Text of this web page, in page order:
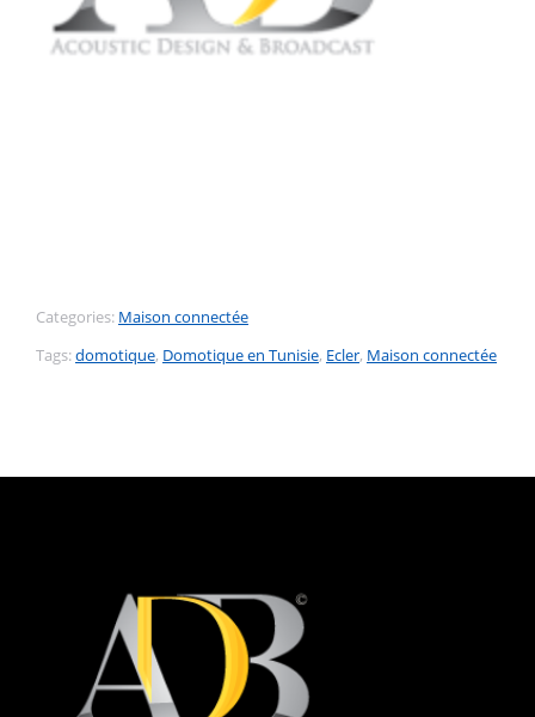
Categories: Maison connectée
Tags:domotique, Domotique en Tunisie, Ecler, Maison connectée